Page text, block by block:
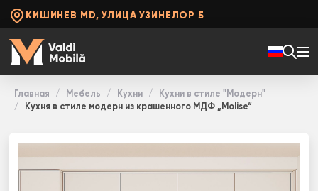
КИШИНЕВ MD, УЛИЦА УЗИНЕЛОР 5
Главная Мебель Кухни
Кухни в стиле "Модерн"
Кухня в стиле модерн из крашенного МДФ „Molise“